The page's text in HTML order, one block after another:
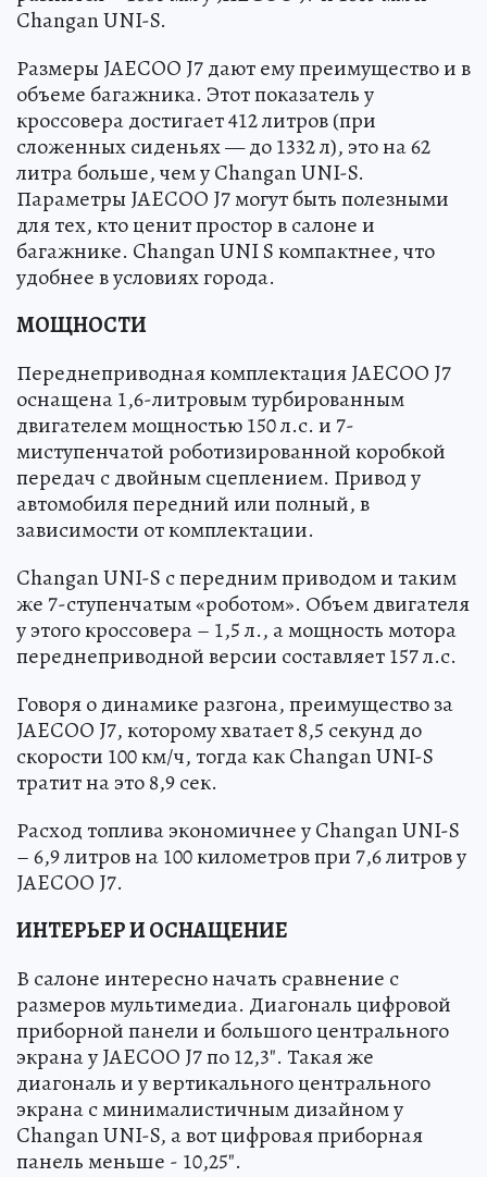
Changan UNI-S.
Размеры JAECOO J7 дают ему преимущество и в
объеме багажника. Этот показатель у
кроссовера достигает 412 литров (при
сложенных сиденьях — до 1332 л), это на 62
литра больше, чем у Changan UNI-S.
Параметры JAECOO J7 могут быть полезными
для тех, кто ценит простор в салоне и
багажнике. Changan UNI S компактнее, что
удобнее в условиях города.
МОЩНОСТИ
Переднеприводная комплектация JAECOO J7
оснащена 1,6-литровым турбированным
двигателем мощностью 150 л.с. и 7-
миступенчатой роботизированной коробкой
передач с двойным сцеплением. Привод у
автомобиля передний или полный, в
зависимости от комплектации.
Changan UNI-S с передним приводом и таким
же 7-ступенчатым «роботом». Объем двигателя
у этого кроссовера – 1,5 л., а мощность мотора
переднеприводной версии составляет 157 л.с.
Говоря о динамике разгона, преимущество за
JAECOO J7, которому хватает 8,5 секунд до
скорости 100 км/ч, тогда как Changan UNI-S
тратит на это 8,9 сек.
Расход топлива экономичнее у Changan UNI-S
– 6,9 литров на 100 километров при 7,6 литров у
JAECOO J7.
ИНТЕРЬЕР И ОСНАЩЕНИЕ
В салоне интересно начать сравнение с
размеров мультимедиа. Диагональ цифровой
приборной панели и большого центрального
экрана у JAECOO J7 по 12,3". Такая же
диагональ и у вертикального центрального
экрана с минималистичным дизайном у
Changan UNI-S, а вот цифровая приборная
панель меньше - 10,25".